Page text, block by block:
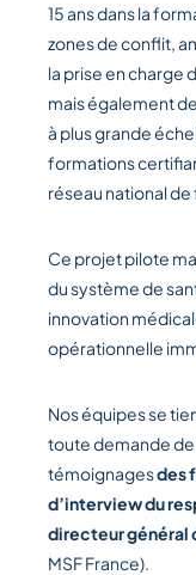
15 ans dans la
zones de conflit,
la prise en charge
mais également
à plus grande
formations
réseau national
Ce projet pilote
du système de
innovation
opérationnelle
Nos équipes se
toute demande
témoignagesdes
d’interview du
directeur général
MSF France).